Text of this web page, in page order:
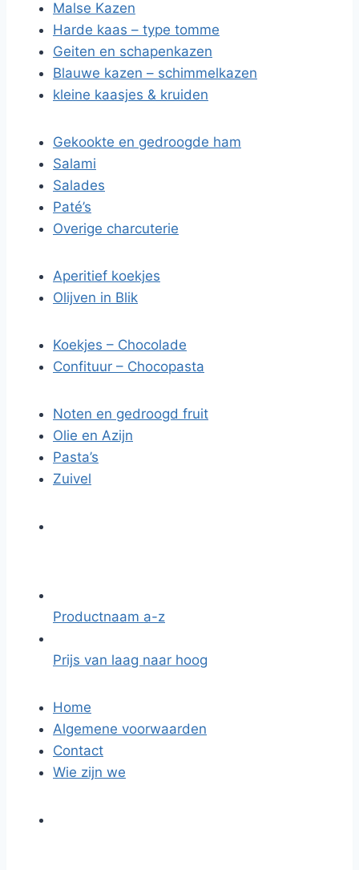
Malse Kazen
Harde kaas – type tomme
Geiten en schapenkazen
Blauwe kazen – schimmelkazen
kleine kaasjes & kruiden
Gekookte en gedroogde ham
Salami
Salades
Paté’s
Overige charcuterie
Aperitief koekjes
Olijven in Blik
Koekjes – Chocolade
Confituur – Chocopasta
Noten en gedroogd fruit
Olie en Azijn
Pasta’s
Zuivel
Productnaam a-z
Prijs van laag naar hoog
Home
Algemene voorwaarden
Contact
Wie zijn we